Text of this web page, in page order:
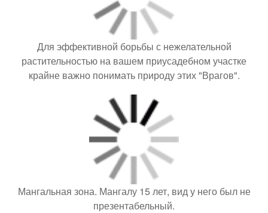
Для эффективной борьбы с нежелательной
растительностью на вашем приусадебном участке
крайне важно понимать природу этих "Врагов".
Мангальная зона. Мангалу 15 лет, вид у него был не
презентабельный.